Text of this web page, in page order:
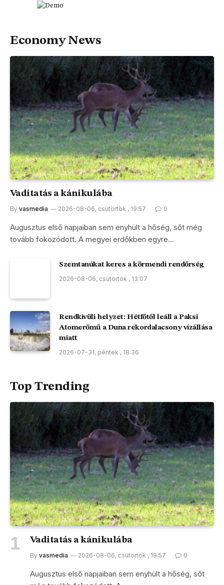
Economy News
Vaditatás a kánikulába
By vasmedia 2026-08-06, csütörtök , 19:57 0
Augusztus első napjaiban sem enyhült a hőség, sőt még
tovább fokozódott. A megyei erdőkben egyre…
Szemtanúkat keres a körmendi rendőrség
2026-08-06, csütörtök , 13:07
Rendkívüli helyzet: Hétfőtől leáll a Paksi
Atomerőmű a Duna rekordalacsony vízállása
miatt
2026-07-31, péntek , 18:36
Top Trending
Vaditatás a kánikulába
By vasmedia 2026-08-06, csütörtök , 19:57 0
Augusztus első napjaiban sem enyhült a hőség, sőt